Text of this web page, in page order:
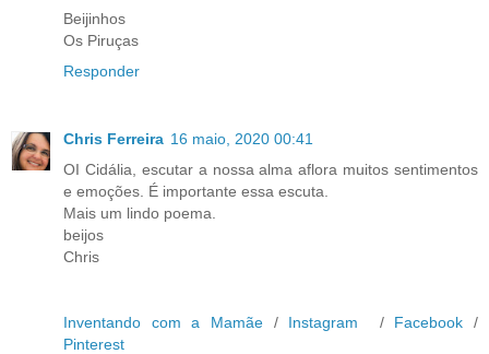
Beijinhos
Os Piruças
Responder
Chris Ferreira 16 maio, 2020 00:41
OI Cidália, escutar a nossa alma aflora muitos sentimentos
e emoções. É importante essa escuta.
Mais um lindo poema.
beijos
Chris
Inventando com a Mamãe /Instagram / Facebook /
Pinterest